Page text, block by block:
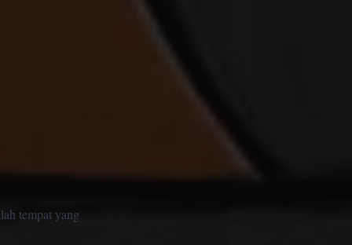
tempat yang